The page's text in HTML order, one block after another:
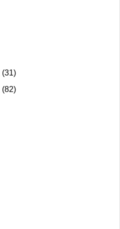
(31)
(82)